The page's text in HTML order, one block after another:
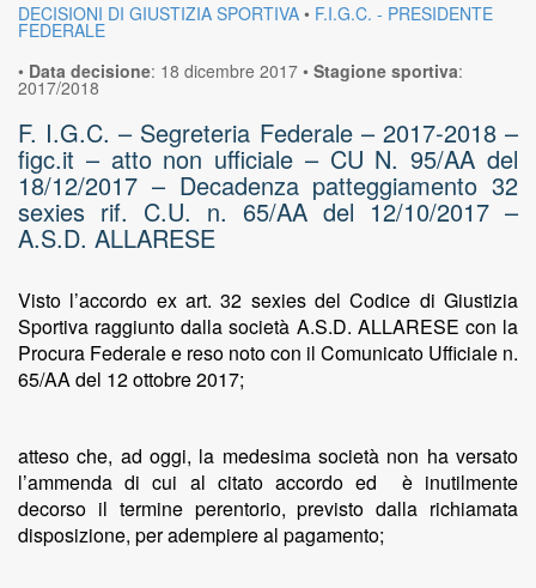
DECISIONI DI GIUSTIZIA SPORTIVA • F.I.G.C. - PRESIDENTE
FEDERALE
• Data decisione: 18 dicembre 2017 • Stagione sportiva:
2017/2018
F. I.G.C. – Segreteria Federale – 2017-2018 –
figc.it – atto non ufficiale – CU N. 95/AA del
18/12/2017 – Decadenza patteggiamento 32
sexies rif. C.U. n. 65/AA del 12/10/2017 –
A.S.D. ALLARESE
Visto l’accordo ex art. 32 sexies del Codice di Giustizia
Sportiva raggiunto dalla società A.S.D. ALLARESE con la
Procura Federale e reso noto con il Comunicato Ufficiale n.
65/AA del 12 ottobre 2017;
atteso che, ad oggi, la medesima società non ha versato
l’ammenda di cui al citato accordo ed è inutilmente
decorso il termine perentorio, previsto dalla richiamata
disposizione, per adempiere al pagamento;